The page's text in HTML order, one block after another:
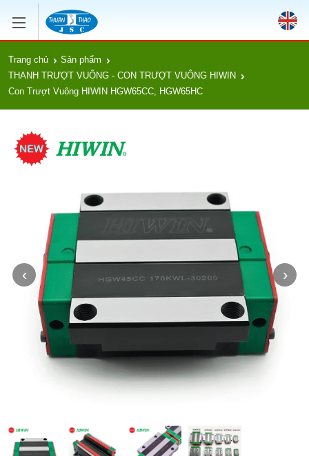
Trang chủ
Sản phẩm
THANH TRƯỢT VUÔNG - CON TRƯỢT VUÔNG HIWIN
Con Trượt Vuông HIWIN HGW65CC, HGW65HC
‹ ›